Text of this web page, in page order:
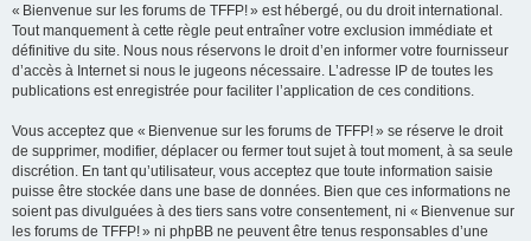
« Bienvenue sur les forums de TFFP! » est hébergé, ou du droit international.
Tout manquement à cette règle peut entraîner votre exclusion immédiate et
définitive du site. Nous nous réservons le droit d’en informer votre fournisseur
d’accès à Internet si nous le jugeons nécessaire. L’adresse IP de toutes les
publications est enregistrée pour faciliter l’application de ces conditions.
Vous acceptez que « Bienvenue sur les forums de TFFP! » se réserve le droit
de supprimer, modifier, déplacer ou fermer tout sujet à tout moment, à sa seule
discrétion. En tant qu’utilisateur, vous acceptez que toute information saisie
puisse être stockée dans une base de données. Bien que ces informations ne
soient pas divulguées à des tiers sans votre consentement, ni « Bienvenue sur
les forums de TFFP! » ni phpBB ne peuvent être tenus responsables d’une